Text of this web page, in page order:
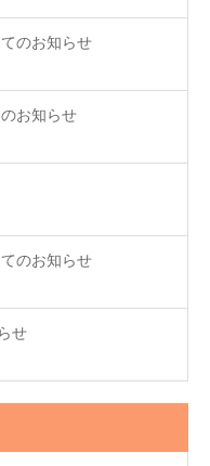
のお知らせ
お知らせ
のお知らせ
せ